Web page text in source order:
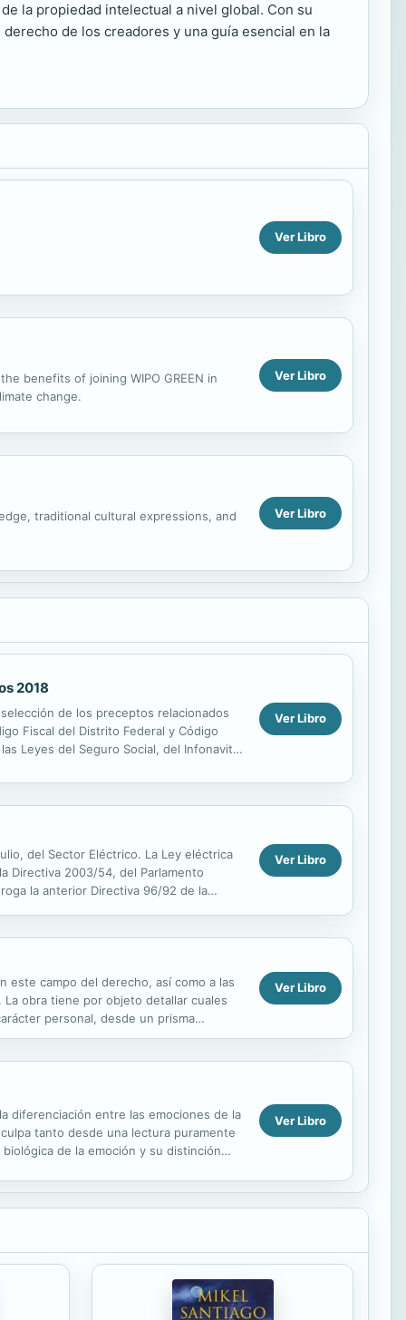
la propiedad intelectual a nivel global. Con su
de los creadores y una guía esencial en la
Ver Libro
benefits of joining WIPO GREEN in
change.
Ver Libro
traditional cultural expressions, and Ver Libro
2018
de los preceptos relacionados
Fiscal del Distrito Federal y Código
Leyes del Seguro Social, del Infonavit y
Ver Libro
del Sector Eléctrico. La Ley eléctrica
Directiva 2003/54, del Parlamento
la anterior Directiva 96/92 de la
Ver Libro
este campo del derecho, así como a las
obra tiene por objeto detallar cuales
personal, desde un prisma
proceder a ...
Ver Libro
diferenciación entre las emociones de la
tanto desde una lectura puramente
de la emoción y su distinción
Ver Libro